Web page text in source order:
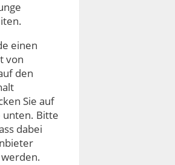
einen
von
den
Sie auf
unten. Bitte
dabei